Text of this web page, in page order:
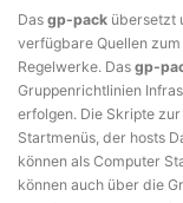
Das gp-pack übersetzt
verfügbare Quellen
Regelwerke. Das gp-
Gruppenrichtlinien
erfolgen. Die Skripte
Startmenüs, der hosts
können als Computer
können auch über die